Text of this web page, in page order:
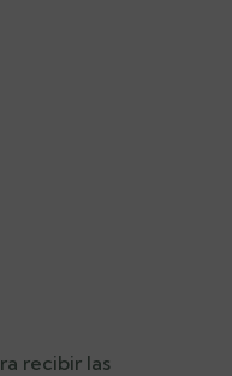
recibir las